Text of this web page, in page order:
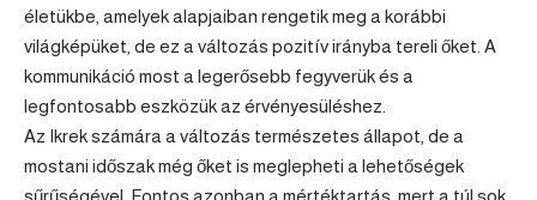
életükbe, amelyek alapjaiban rengetik meg a korábbi
világképüket, de ez a változás pozitív irányba tereli őket. A
kommunikáció most a legerősebb fegyverük és a
legfontosabb eszközük az érvényesüléshez.
Az Ikrek számára a változás természetes állapot, de a
mostani időszak még őket is meglepheti a lehetőségek